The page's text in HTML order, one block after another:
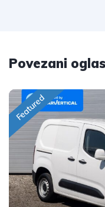
Povezani
Featured